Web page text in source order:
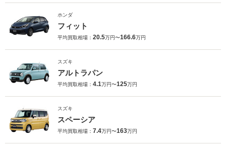
ホンダ
フィット
平均買取相場： 20.5万円〜166.6万円
スズキ
アルトラパン
平均買取相場： 4.1万円〜125万円
スズキ
スペーシア
平均買取相場： 7.4万円〜163万円